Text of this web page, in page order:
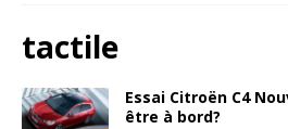
tactile
Essai Citroën C4
être à bord?